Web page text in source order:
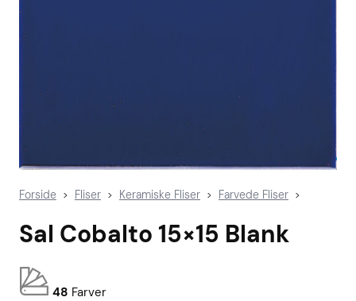
Forside > Fliser > Keramiske Fliser > Farvede Fliser >
Sal Cobalto 15×15 Blank
48 Farver